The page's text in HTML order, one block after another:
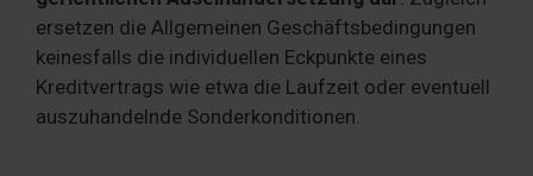
ersetzen die Allgemeinen Geschäftsbedingungen
keinesfalls die individuellen Eckpunkte eines
Kreditvertrags wie etwa die Laufzeit oder eventuell
auszuhandelnde Sonderkonditionen.